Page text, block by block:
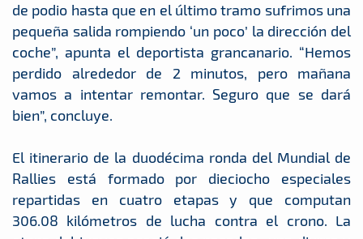
de podio hasta que en el último tramo sufrimos una
pequeña salida rompiendo ‘un poco’ la dirección del
coche”, apunta el deportista grancanario. “Hemos
perdido alrededor de 2 minutos, pero mañana
vamos a intentar remontar. Seguro que se dará
bien”, concluye.
El itinerario de la duodécima ronda del Mundial de
Rallies está formado por dieciocho especiales
repartidas en cuatro etapas y que computan
306.08 kilómetros de lucha contra el crono. La